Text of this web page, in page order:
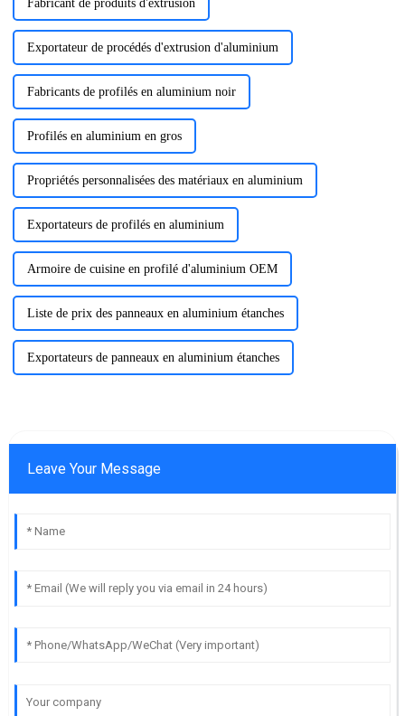
Fabricant de produits d'extrusion
Exportateur de procédés d'extrusion d'aluminium
Fabricants de profilés en aluminium noir
Profilés en aluminium en gros
Propriétés personnalisées des matériaux en aluminium
Exportateurs de profilés en aluminium
Armoire de cuisine en profilé d'aluminium OEM
Liste de prix des panneaux en aluminium étanches
Exportateurs de panneaux en aluminium étanches
Leave Your Message